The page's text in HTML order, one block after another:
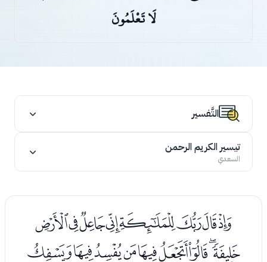
لَا تَعْلَمُونَ
التَّفسير
تيسير الكريم الرحمن
السعدي
ﭑﭒﭓﭔﭕﭖﭗﭘ
ﭙﭚﭛﭜﭝﭞﭟﭠﭡ